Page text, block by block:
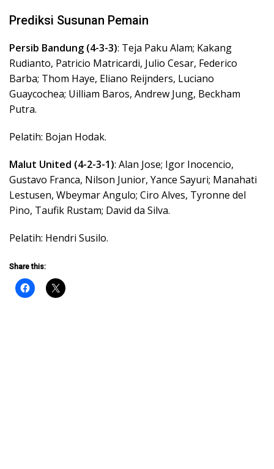
Prediksi Susunan Pemain
Persib Bandung (4-3-3): Teja Paku Alam; Kakang
Rudianto, Patricio Matricardi, Julio Cesar, Federico
Barba; Thom Haye, Eliano Reijnders, Luciano
Guaycochea; Uilliam Baros, Andrew Jung, Beckham
Putra.
Pelatih: Bojan Hodak.
Malut United (4-2-3-1): Alan Jose; Igor Inocencio,
Gustavo Franca, Nilson Junior, Yance Sayuri; Manahati
Lestusen, Wbeymar Angulo; Ciro Alves, Tyronne del
Pino, Taufik Rustam; David da Silva.
Pelatih: Hendri Susilo.
Share this: